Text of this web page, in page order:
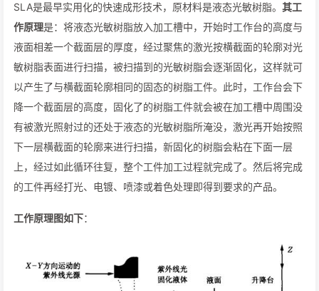
SLA是最早实用化的快速成形技术，原材料是液态光敏树脂。 其工
作原理是：将液态光敏树脂放入加工槽中，开始时工作台的高度与
液面相差一个截面层的厚度，经过聚焦的激光按横截面的轮廓对光
敏树脂表面进行扫描，被扫描到的光敏树脂会逐渐固化，这样就可
以产生了与横截面轮廓相同的固态的树脂工件。此时，工作台会下
降一个截面层的高度，固化了的树脂工件就会被在加工槽中周围没
有被激光照射过的还处于液态的光敏树脂所淹没，激光再开始按照
下一层横截面的轮廓来进行扫描，新固化的树脂会粘在下面一层
上，经过如此循环往复，整个工件加工过程就完成了。然后将完成
的工件再经打光、电镀、喷漆或着色处理即得到要求的产品。
工作原理图如下：